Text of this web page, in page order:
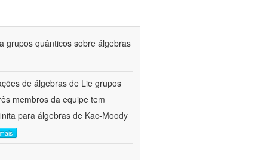
grupos quânticos sobre álgebras
de álgebras de Lie grupos
membros da equipe tem
para álgebras de Kac-Moody